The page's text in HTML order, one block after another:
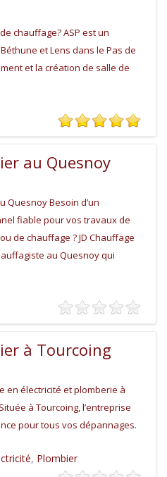
chauffage? ASP est un
et Lens dans le Pas de
et la création de salle de
au Quesnoy
Quesnoy Besoin d’un
fiable pour vos travaux de
de chauffage ? JD Chauffage
au Quesnoy qui
à Tourcoing
en électricité et plomberie à
à Tourcoing, l’entreprise
pour tous vos dépannages.
, Plombier